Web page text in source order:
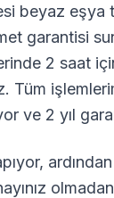
beyaz eşya
garantisi
2 saat
Tüm
ve 2 yıl